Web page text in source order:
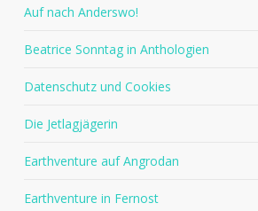
Auf nach Anderswo!
Beatrice Sonntag in Anthologien
Datenschutz und Cookies
Die Jetlagjägerin
Earthventure auf Angrodan
Earthventure in Fernost